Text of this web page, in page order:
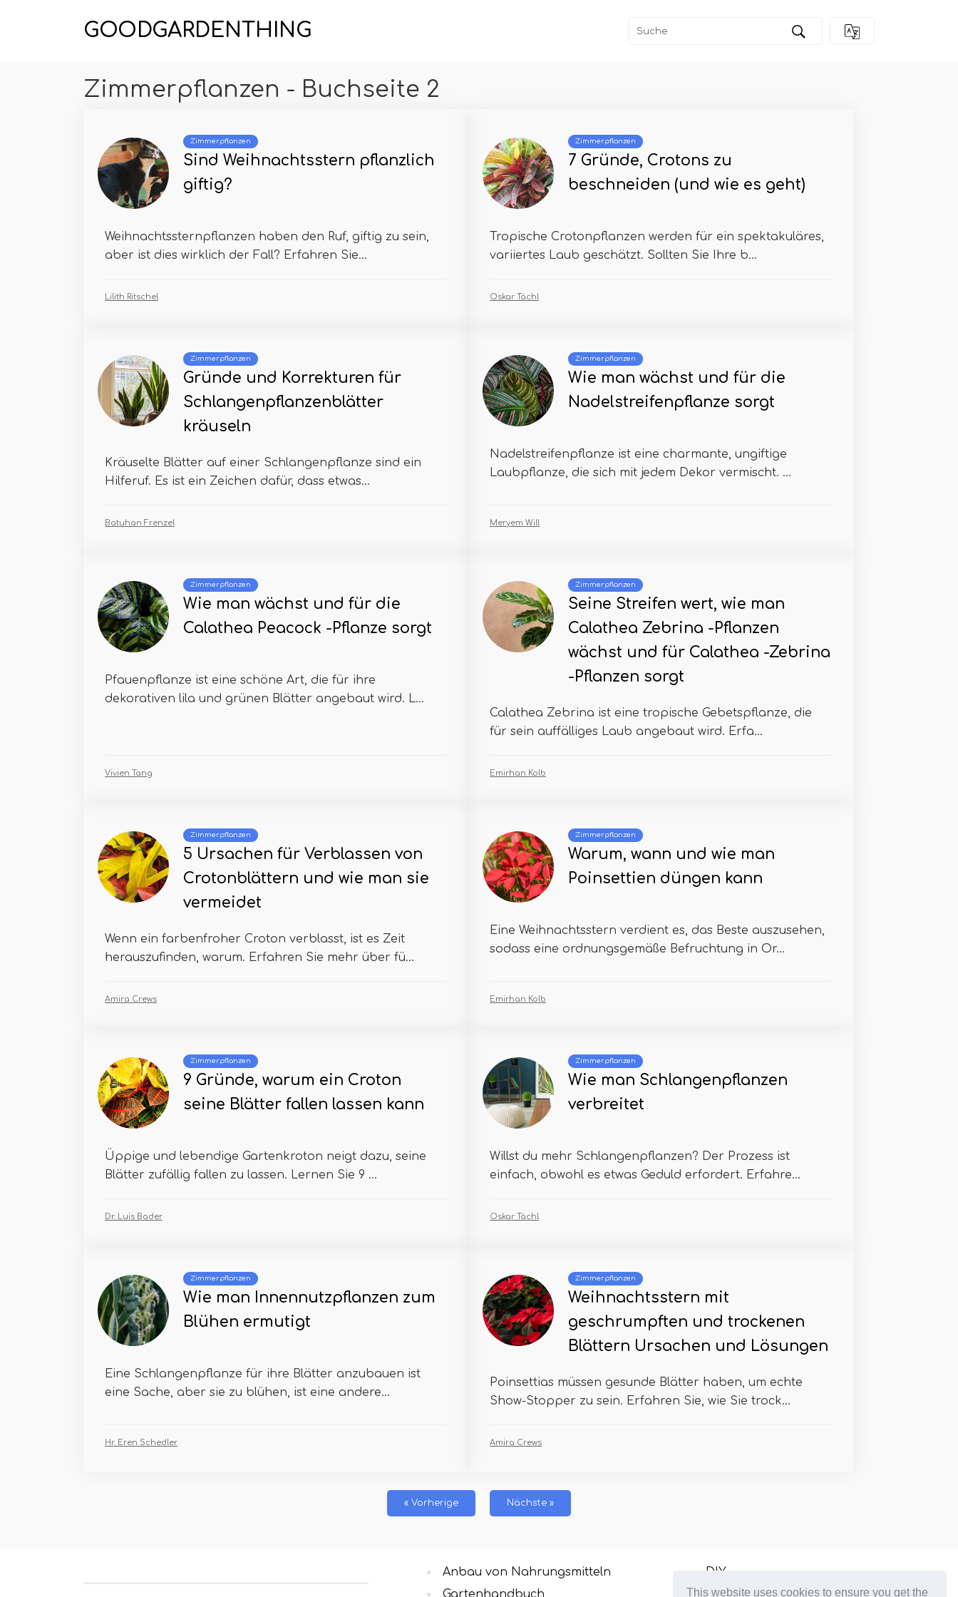
This website uses cookies to ensure you get the
GOODGARDENTHING
Zimmerpflanzen - Buchseite 2
Zimmerpflanzen
Sind Weihnachtsstern pflanzlich
giftig?
Weihnachtssternpflanzen haben den Ruf, giftig zu sein,
aber ist dies wirklich der Fall? Erfahren Sie...
Lilith Ritschel
Zimmerpflanzen
7 Gründe, Crotons zu
beschneiden (und wie es geht)
Tropische Crotonpflanzen werden für ein spektakuläres,
variiertes Laub geschätzt. Sollten Sie Ihre b...
Oskar Tächl
Zimmerpflanzen
Gründe und Korrekturen für
Schlangenpflanzenblätter
kräuseln
Kräuselte Blätter auf einer Schlangenpflanze sind ein
Hilferuf. Es ist ein Zeichen dafür, dass etwas...
Batuhan Frenzel
Zimmerpflanzen
Wie man wächst und für die
Nadelstreifenpflanze sorgt
Nadelstreifenpflanze ist eine charmante, ungiftige
Laubpflanze, die sich mit jedem Dekor vermischt. ...
Meryem Will
Zimmerpflanzen
Wie man wächst und für die
Calathea Peacock -Pflanze sorgt
Pfauenpflanze ist eine schöne Art, die für ihre
dekorativen lila und grünen Blätter angebaut wird. L...
Vivien Tang
Zimmerpflanzen
Seine Streifen wert, wie man
Calathea Zebrina -Pflanzen
wächst und für Calathea -Zebrina
-Pflanzen sorgt
Calathea Zebrina ist eine tropische Gebetspflanze, die
für sein auffälliges Laub angebaut wird. Erfa...
Emirhan Kolb
Zimmerpflanzen
5 Ursachen für Verblassen von
Crotonblättern und wie man sie
vermeidet
Wenn ein farbenfroher Croton verblasst, ist es Zeit
herauszufinden, warum. Erfahren Sie mehr über fü...
Amira Crews
Zimmerpflanzen
Warum, wann und wie man
Poinsettien düngen kann
Eine Weihnachtsstern verdient es, das Beste auszusehen,
sodass eine ordnungsgemäße Befruchtung in Or...
Emirhan Kolb
Zimmerpflanzen
9 Gründe, warum ein Croton
seine Blätter fallen lassen kann
Üppige und lebendige Gartenkroton neigt dazu, seine
Blätter zufällig fallen zu lassen. Lernen Sie 9 ...
Dr. Luis Bader
Zimmerpflanzen
Wie man Schlangenpflanzen
verbreitet
Willst du mehr Schlangenpflanzen? Der Prozess ist
einfach, obwohl es etwas Geduld erfordert. Erfahre...
Oskar Tächl
Zimmerpflanzen
Wie man Innennutzpflanzen zum
Blühen ermutigt
Eine Schlangenpflanze für ihre Blätter anzubauen ist
eine Sache, aber sie zu blühen, ist eine andere...
Hr. Eren Schedler
Zimmerpflanzen
Weihnachtsstern mit
geschrumpften und trockenen
Blättern Ursachen und Lösungen
Poinsettias müssen gesunde Blätter haben, um echte
Show-Stopper zu sein. Erfahren Sie, wie Sie trock...
Amira Crews
« Vorherige Nächste »
Anbau von Nahrungsmitteln
Gartenhandbuch
DIY
Wachsende Zimmerpflanzen